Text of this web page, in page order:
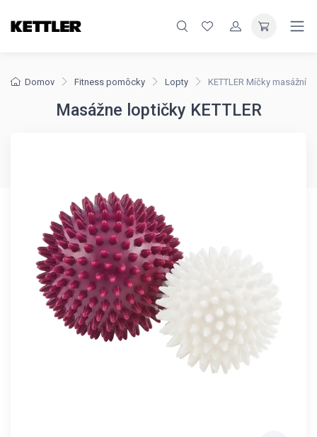
Domov Fitness pomôcky Lopty KETTLER Míčky masážní
Masážne loptičky KETTLER